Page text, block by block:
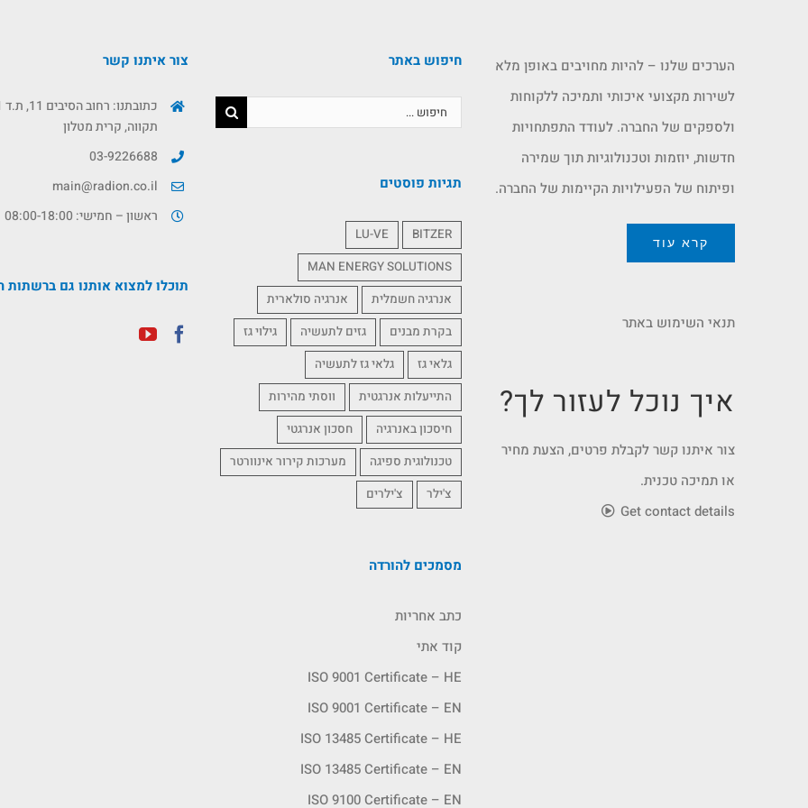
הערכים שלנו – להיות מחויבים באופן מלא
לשירות מקצועי איכותי ותמיכה ללקוחות
ולספקים של החברה. לעודד התפתחויות
חדשות, יוזמות וטכנולוגיות תוך שמירה
ופיתוח של הפעילויות הקיימות של החברה.
קרא עוד
תנאי השימוש באתר
איך נוכל לעזור לך?
צור איתנו קשר לקבלת פרטים, הצעת מחיר
או תמיכה טכנית.
Get contact details
חיפוש באתר
תגיות פוסטים
BITZER
LU-VE
MAN ENERGY SOLUTIONS
אנרגיה חשמלית
אנרגיה סולארית
בקרת מבנים
גזים לתעשיה
גילוי גז
גלאי גז
גלאי גז לתעשיה
התייעלות אנרגטית
ווסתי מהירות
חיסכון באנרגיה
חסכון אנרגטי
טכנולוגית ספיגה
מערכות קירור אינוורטר
צ'ילר
צ'ילרים
מסמכים להורדה
כתב אחריות
קוד אתי
ISO 9001 Certificate – HE
ISO 9001 Certificate – EN
ISO 13485 Certificate – HE
ISO 13485 Certificate – EN
ISO 9100 Certificate – EN
צור איתנו קשר
תקווה, קרית מטלון
03-9226688
main@radion.co.il
ראשון – חמישי: 08:00-18:00
תוכלו למצוא אותנו גם ברשתות